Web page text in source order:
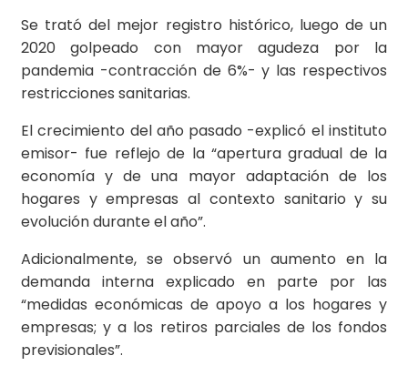
Se trató del mejor registro histórico, luego de un
2020 golpeado con mayor agudeza por la
pandemia -contracción de 6%- y las respectivos
restricciones sanitarias.
El crecimiento del año pasado -explicó el instituto
emisor- fue reflejo de la “apertura gradual de la
economía y de una mayor adaptación de los
hogares y empresas al contexto sanitario y su
evolución durante el año”.
Adicionalmente, se observó un aumento en la
demanda interna explicado en parte por las
“medidas económicas de apoyo a los hogares y
empresas; y a los retiros parciales de los fondos
previsionales”.